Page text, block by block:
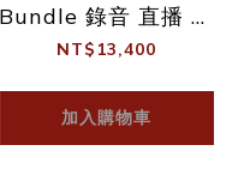
Bundle 錄音 直播 套
組(平板.電腦)皆可用
NT$13,400
加入購物車